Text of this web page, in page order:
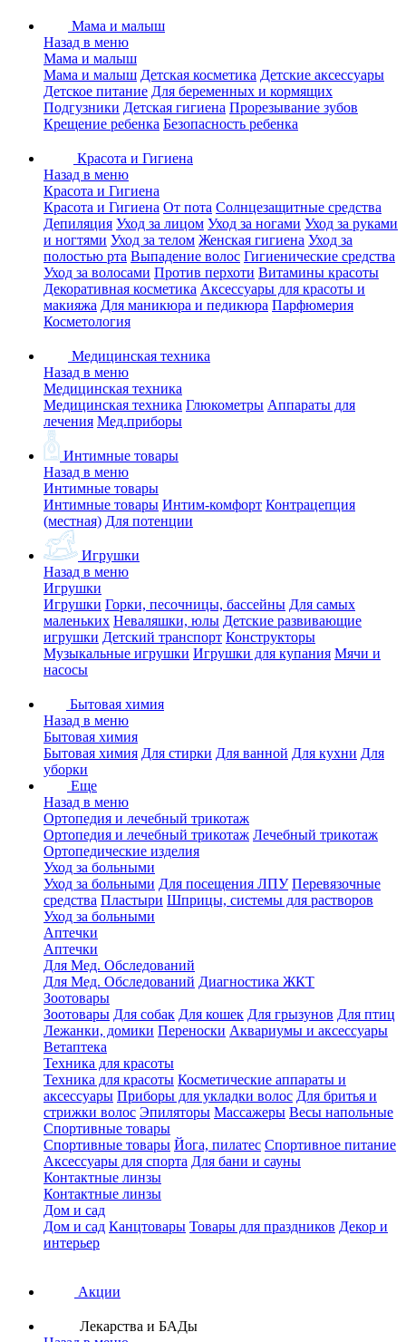
Мама и малыш
Назад в меню
Мама и малыш
Мама и малыш Детская косметика Детские аксессуары
Детское питание Для беременных и кормящих
Подгузники Детская гигиена Прорезывание зубов
Крещение ребенка Безопасность ребенка
Красота и Гигиена
Назад в меню
Красота и Гигиена
Красота и Гигиена От пота Солнцезащитные средства
Депиляция Уход за лицом Уход за ногами Уход за руками
и ногтями Уход за телом Женская гигиена Уход за
полостью рта Выпадение волос Гигиенические средства
Уход за волосами Против перхоти Витамины красоты
Декоративная косметика Аксессуары для красоты и
макияжа Для маникюра и педикюра Парфюмерия
Косметология
Медицинская техника
Назад в меню
Медицинская техника
Медицинская техника Глюкометры Аппараты для
лечения Мед.приборы
Интимные товары
Назад в меню
Интимные товары
Интимные товары Интим-комфорт Контрацепция
(местная) Для потенции
Игрушки
Назад в меню
Игрушки
Игрушки Горки, песочницы, бассейны Для самых
маленьких Неваляшки, юлы Детские развивающие
игрушки Детский транспорт Конструкторы
Музыкальные игрушки Игрушки для купания Мячи и
насосы
Бытовая химия
Назад в меню
Бытовая химия
Бытовая химия Для стирки Для ванной Для кухни Для
уборки
Еще
Назад в меню
Ортопедия и лечебный трикотаж
Ортопедия и лечебный трикотаж Лечебный трикотаж
Ортопедические изделия
Уход за больными
Уход за больными Для посещения ЛПУ Перевязочные
средства Пластыри Шприцы, системы для растворов
Уход за больными
Аптечки
Аптечки
Для Мед. Обследований
Для Мед. Обследований Диагностика ЖКТ
Зоотовары
Зоотовары Для собак Для кошек Для грызунов Для птиц
Лежанки, домики Переноски Аквариумы и аксессуары
Ветаптека
Техника для красоты
Техника для красоты Косметические аппараты и
аксессуары Приборы для укладки волос Для бритья и
стрижки волос Эпиляторы Массажеры Весы напольные
Спортивные товары
Спортивные товары Йога, пилатес Спортивное питание
Аксессуары для спорта Для бани и сауны
Контактные линзы
Контактные линзы
Дом и сад
Дом и сад Канцтовары Товары для праздников Декор и
интерьер
Акции
Лекарства и БАДы